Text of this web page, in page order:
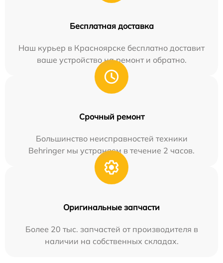
Бесплатная доставка
Наш курьер в Красноярске бесплатно доставит
ваше устройство на ремонт и обратно.
Срочный ремонт
Большинство неисправностей техники
Behringer мы устраняем в течение 2 часов.
Оригинальные запчасти
Более 20 тыс. запчастей от производителя в
наличии на собственных складах.